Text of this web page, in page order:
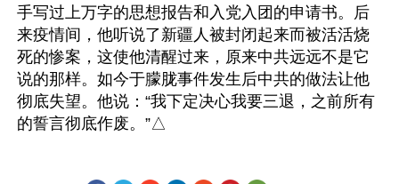
手写过上万字的思想报告和入党入团的申请书。后
来疫情间，他听说了新疆人被封闭起来而被活活烧
死的惨案，这使他清醒过来，原来中共远远不是它
说的那样。如今于朦胧事件发生后中共的做法让他
彻底失望。他说：“我下定决心我要三退，之前所有